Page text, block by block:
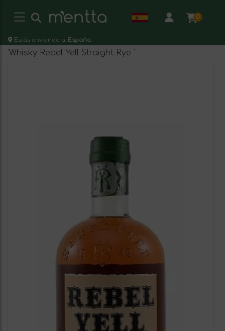
0
Estás enviando a: España
'Whisky Rebel Yell Straight Rye '